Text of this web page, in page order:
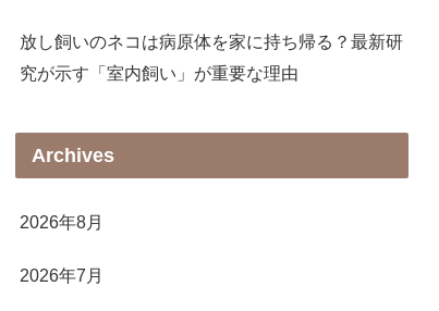
放し飼いのネコは病原体を家に持ち帰る？最新研
究が示す「室内飼い」が重要な理由
Archives
2026年8月
2026年7月